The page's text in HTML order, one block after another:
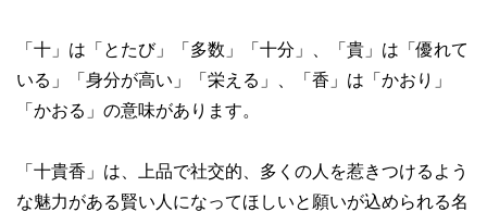
「十」は「とたび」「多数」「十分」、「貴」は「優れて
いる」「身分が高い」「栄える」、「香」は「かおり」
「かおる」の意味があります。
「十貴香」は、上品で社交的、多くの人を惹きつけるよう
な魅力がある賢い人になってほしいと願いが込められる名